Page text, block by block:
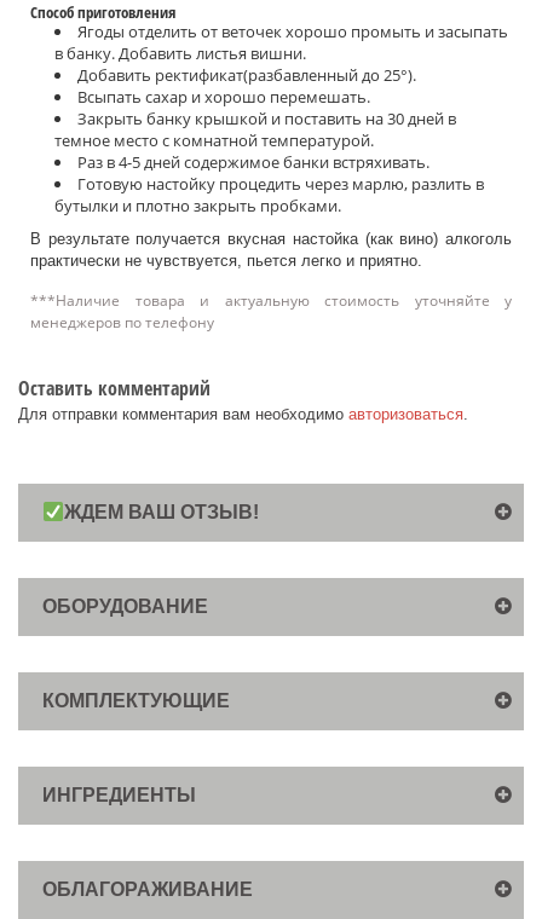
Способ приготовления
Ягоды отделить от веточек хорошо промыть и засыпать
в банку. Добавить листья вишни.
Добавить ректификат(разбавленный до 25°).
Всыпать сахар и хорошо перемешать.
Закрыть банку крышкой и поставить на 30 дней в
темное место с комнатной температурой.
Раз в 4-5 дней содержимое банки встряхивать.
Готовую настойку процедить через марлю, разлить в
бутылки и плотно закрыть пробками.
В результате получается вкусная настойка (как вино) алкоголь
практически не чувствуется, пьется легко и приятно.
***Наличие товара и актуальную стоимость уточняйте у
менеджеров по телефону
Оставить комментарий
Для отправки комментария вам необходимо авторизоваться.
ЖДЕМ ВАШ ОТЗЫВ!
ОБОРУДОВАНИЕ
КОМПЛЕКТУЮЩИЕ
ИНГРЕДИЕНТЫ
ОБЛАГОРАЖИВАНИЕ